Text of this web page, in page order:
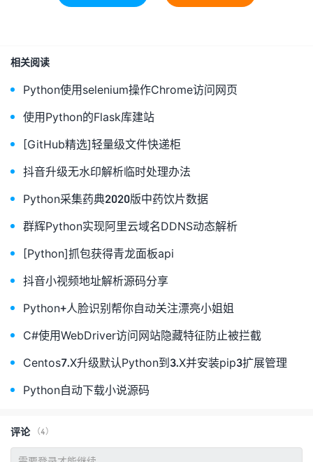
json_data = json.loads res_html)
video_url
audio_url = item['preloadVideoResource'
video_url = base64.b64decode
audio_url
= base64 .b64decode
title = re.sub(r"[\/\\\:\*\?\"\<\>\|]"
print( video_url)
print (audio_url )
print
title)
xigua url
相关阅读
Python使用selenium操作Chrome访问网页
使用Python的Flask库建站
[GitHub精选]轻量级文件快递柜
抖音升级无水印解析临时处理办法
Python采集药典2020版中药饮片数据
群辉Python实现阿里云域名DDNS动态解析
[Python]抓包获得青龙面板api
抖音小视频地址解析源码分享
Python+人脸识别帮你自动关注漂亮小姐姐
C#使用WebDriver访问网站隐藏特征防止被拦截
Centos7.X升级默认Python到3.X并安装pip3扩展管理
Python自动下载小说源码
评论（4）